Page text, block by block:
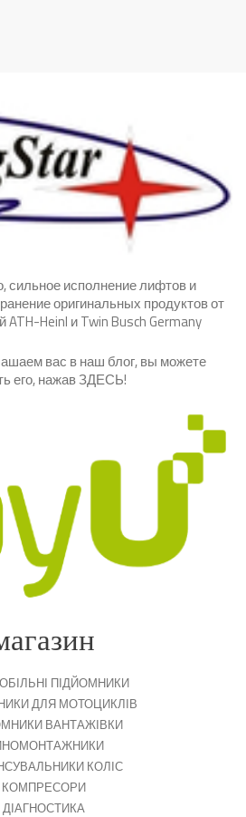
сильное исполнение лифтов и
оригинальных продуктов от
ATH-Heinl и Twin Busch Germany
вас в наш блог, вы можете
его, нажавЗДЕСЬ!
ПІДЙОМНИКИ
ДЛЯ МОТОЦИКЛІВ
ВАНТАЖІВКИ
КОЛІС
КОМПРЕСОРИ
ДІАГНОСТИКА